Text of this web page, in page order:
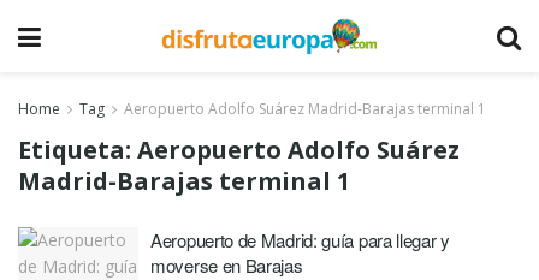
Home Tag Aeropuerto Adolfo Suárez Madrid-Barajas terminal 1
Etiqueta: Aeropuerto Adolfo Suárez
Madrid-Barajas terminal 1
Aeropuerto de Madrid: guía para llegar y
moverse en Barajas